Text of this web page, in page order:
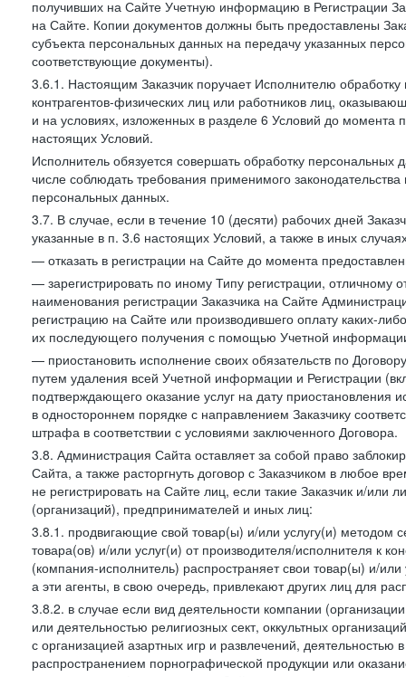
получивших на Сайте Учетную информацию в Регистрации
на Сайте. Копии документов должны быть предоставлены
субъекта персональных данных на передачу указанных
соответствующие документы).
3.6.1. Настоящим Заказчик поручает Исполнителю
контрагентов-физических лиц или работников лиц,
и на условиях, изложенных в разделе 6 Условий до момента
настоящих Условий.
Исполнитель обязуется совершать обработку
числе соблюдать требования применимого
персональных данных.
3.7. В случае, если в течение 10 (десяти) рабочих дней
указанные в п. 3.6 настоящих Условий, а также в иных
— отказать в регистрации на Сайте до момента
— зарегистрировать по иному Типу регистрации, отличному
наименования регистрации Заказчика на Сайте
регистрацию на Сайте или производившего оплату каких-
их последующего получения с помощью Учетной
— приостановить исполнение своих обязательств по
путем удаления всей Учетной информации и Регистрации
подтверждающего оказание услуг на дату приостановления
в одностороннем порядке с направлением Заказчику
штрафа в соответствии с условиями заключенного Договора.
3.8. Администрация Сайта оставляет за собой право
Сайта, а также расторгнуть договор с Заказчиком в любое
не регистрировать на Сайте лиц, если такие Заказчик и/
(организаций), предпринимателей и иных лиц:
3.8.1. продвигающие свой товар(ы) и/или услугу(и) методом
товара(ов) и/или услуг(и) от производителя/исполнителя к
(компания-исполнитель) распространяет свои товар(ы) и/
а эти агенты, в свою очередь, привлекают других лиц для
3.8.2. в случае если вид деятельности компании
или деятельностью религиозных сект, оккультных
с организацией азартных игр и развлечений,
распространением порнографической продукции или